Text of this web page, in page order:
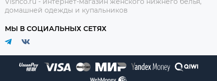
домашней одежды и купальников
МЫ В СОЦИАЛЬНЫХ СЕТЯХ